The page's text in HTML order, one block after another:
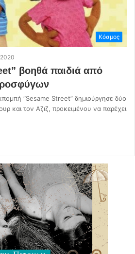
Κόσμος
βοηθά παιδιά από
“Sesame Street” δημιούργησε δύο
και τον Αζιζ, προκειμένου να παρέχει